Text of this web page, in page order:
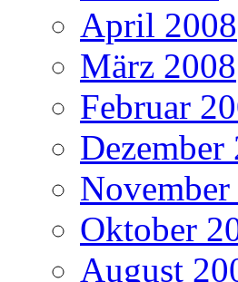
April 2008
März 2008
Februar
Dezember
Oktober
August